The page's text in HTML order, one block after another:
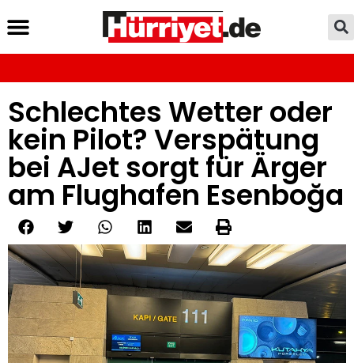
Schlechtes Wetter oder
kein Pilot? Verspätung
bei AJet sorgt für Ärger
am Flughafen Esenboğa